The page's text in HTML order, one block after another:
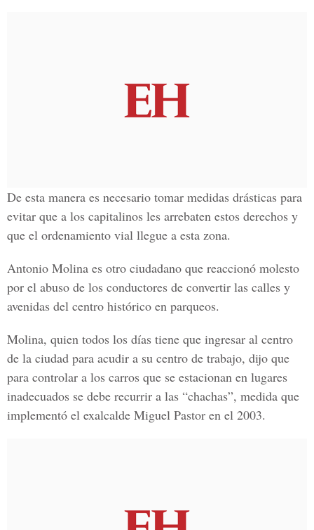
De esta manera es necesario tomar medidas drásticas para
evitar que a los capitalinos les arrebaten estos derechos y
que el ordenamiento vial llegue a esta zona.
Antonio Molina es otro ciudadano que reaccionó molesto
por el abuso de los conductores de convertir las calles y
avenidas del centro histórico en parqueos.
Molina, quien todos los días tiene que ingresar al centro
de la ciudad para acudir a su centro de trabajo, dijo que
para controlar a los carros que se estacionan en lugares
inadecuados se debe recurrir a las “chachas”, medida que
implementó el exalcalde Miguel Pastor en el 2003.